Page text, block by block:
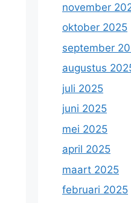
november
oktober 2025
september
augustus
juli 2025
juni 2025
mei 2025
april 2025
maart 2025
februari 2025